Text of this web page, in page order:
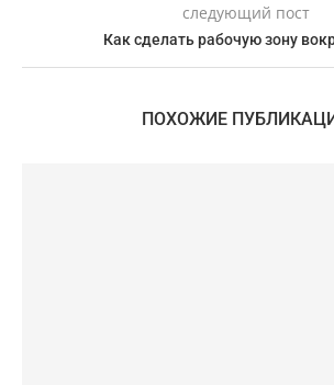
следующий пост
Как сделать рабочую зону
ПОХОЖИЕ